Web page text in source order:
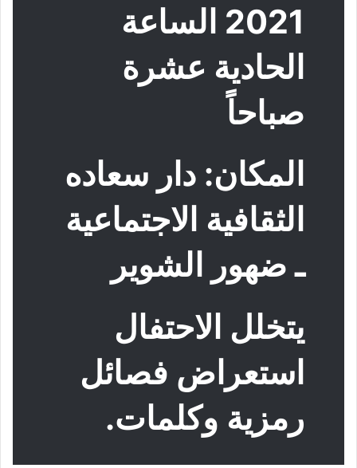
2021 الساعة
الحادية عشرة
صباحاً
المكان: دار سعاده
الثقافية الاجتماعية
ـ ضهور الشوير
يتخلل الاحتفال
استعراض فصائل
رمزية وكلمات.